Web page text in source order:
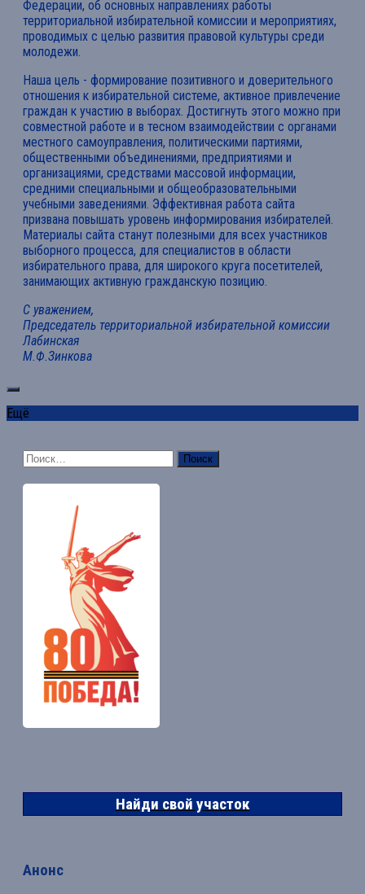
Федерации, об основных направлениях работы
территориальной избирательной комиссии и мероприятиях,
проводимых с целью развития правовой культуры среди
молодежи.
Наша цель - формирование позитивного и доверительного
отношения к избирательной системе, активное привлечение
граждан к участию в выборах. Достигнуть этого можно при
совместной работе и в тесном взаимодействии с органами
местного самоуправления, политическими партиями,
общественными объединениями, предприятиями и
организациями, средствами массовой информации,
средними специальными и общеобразовательными
учебными заведениями. Эффективная работа сайта
призвана повышать уровень информирования избирателей.
Материалы сайта станут полезными для всех участников
выборного процесса, для специалистов в области
избирательного права, для широкого круга посетителей,
занимающих активную гражданскую позицию.
С уважением,
Председатель территориальной избирательной комиссии
Лабинская
М.Ф.Зинкова
Ещё
Найти:
Найди свой участок
Анонс